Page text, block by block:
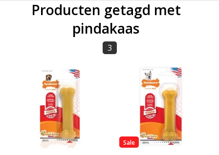
Producten getagd met
pindakaas
3
Sale